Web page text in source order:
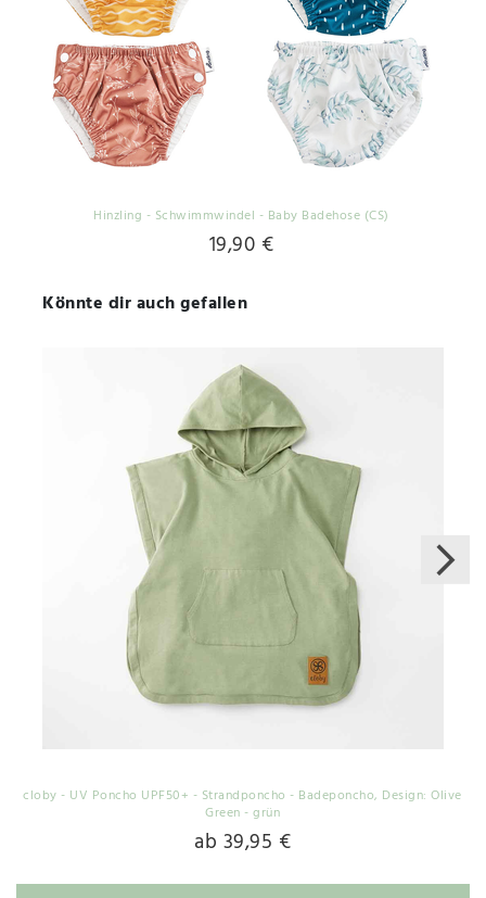
Hinzling - Schwimmwindel - Baby Badehose (CS)
19,90 €
Könnte dir auch gefallen
cloby - UV Poncho UPF50+ - Strandponcho - Badeponcho, Design: Olive
Green - grün
ab 39,95 €